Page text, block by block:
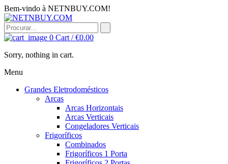
Bem-vindo à NETNBUY.COM!
0 Cart /€0.00
Sorry, nothing in cart.
Menu
Grandes Eletrodomésticos
Arcas
Arcas Horizontais
Arcas Verticais
Congeladores Verticais
Frigoríficos
Combinados
Frigoríficos 1 Porta